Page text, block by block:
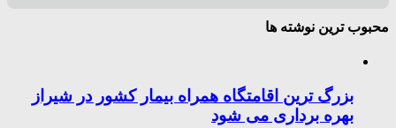
محبوب ترین نوشته ها
بزرگ ترین اقامتگاه همراه بیمار کشور در شیراز
بهره برداری می شود